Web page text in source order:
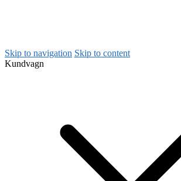
Skip to navigation Skip to content
Kundvagn